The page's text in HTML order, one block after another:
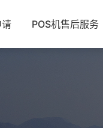
POS机售后服务